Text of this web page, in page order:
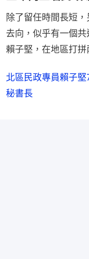
除了留任時間長短
去向，似乎有一個
賴子堅，在地區打拼
北區民政專員賴子
秘書長